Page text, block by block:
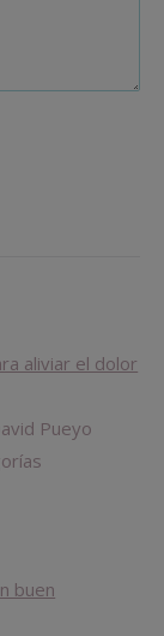
aliviar el dolor
Pueyo
buen